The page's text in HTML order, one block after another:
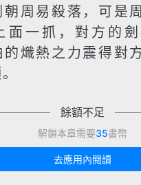
朝周易殺落，可是
面一抓，對方的
的熾熱之力震得對
餘額不足
解鎖本章需要35書幣
去應用內閱讀